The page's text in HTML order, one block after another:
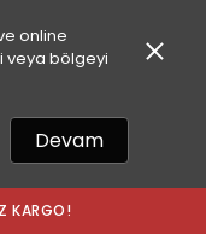
online
veya bölgeyi
Devam
KARGODA!